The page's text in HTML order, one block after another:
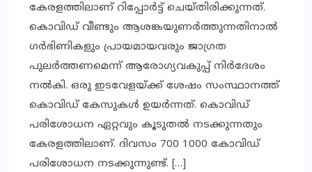
കേരളത്തിലാണ് റിപ്പോര്‍ട്ട് ചെയ്തിരിക്കുന്നത്.
കൊവിഡ് വീണ്ടും ആശങ്കയുണര്‍ത്തുന്നതിനാല്‍
ഗര്‍ഭിണികളും പ്രായമായവരും ജാഗ്രത
പുലര്‍ത്തണമെന്ന് ആരോഗ്യവകുപ്പ് നിര്‍ദേശം
നല്‍കി. ഒരു ഇടവേളയ്ക്ക് ശേഷം സംസ്ഥാനത്ത്
കൊവിഡ് കേസുകള്‍ ഉയര്‍ന്നത്. കൊവിഡ്
പരിശോധന ഏറ്റവും കൂടുതല്‍ നടക്കുന്നതും
കേരളത്തിലാണ്. ദിവസം 700 1000 കോവിഡ്
പരിശോധന നടക്കുന്നുണ്ട്. […]